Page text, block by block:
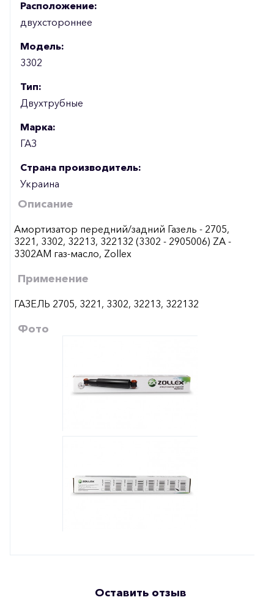
Расположение:
двухстороннее
Модель:
3302
Тип:
Двухтрубные
Марка:
ГАЗ
Страна производитель:
Украина
Описание
Амортизатор передний/задний Газель - 2705,
3221, 3302, 32213, 322132 (3302 - 2905006) ZA -
3302AM газ-масло, Zollex
Применение
ГАЗЕЛЬ 2705, 3221, 3302, 32213, 322132
Фото
Оставить отзыв